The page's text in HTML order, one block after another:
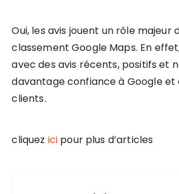
Oui, les avis jouent un rôle majeur
classement Google Maps. En
avec des avis récents, positifs et
davantage confiance à Google et
clients.
cliquez ici pour plus d’articles